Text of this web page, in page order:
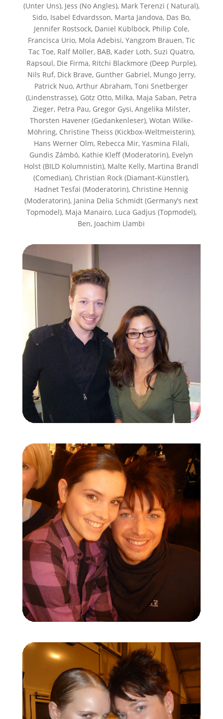
(Unter Uns), Jess (No Angles), Mark Terenzi ( Natural),
Sido, Isabel Edvardsson, Marta Jandova, Das Bo,
Jennifer Rostsock, Daniel Küblböck, Philip Cole,
Francisca Urio, Mola Adebisi, Yangzom Brauen, Tic
Tac Toe, Ralf Möller, BAB, Kader Loth, Suzi Quatro,
Rapsoul, Die Firma, Ritchi Blackmore (Deep Purple),
Nils Ruf, Dick Brave, Gunther Gabriel, Mungo Jerry,
Patrick Nuo, Arthur Abraham, Toni Snetberger
(Lindenstrasse), Götz Otto, Milka, Maja Saban, Petra
Zieger, Petra Pau, Gregor Gysi, Angelika Milster,
Thorsten Havener (Gedankenleser), Wotan Wilke-
Möhring, Christine Theiss (Kickbox-Weltmeisterin),
Hans Werner Olm, Rebecca Mir, Yasmina Filali,
Gundis Zámbó, Kathie Kleff (Moderatorin), Evelyn
Holst (BILD Kolumnistin), Malte Kelly, Martina Brandl
(Comedian), Christian Rock (Diamant-Künstler),
Hadnet Tesfai (Moderatorin), Christine Hennig
(Moderatorin), Janina Delia Schmidt (Germany’s next
Topmodel), Maja Manairo, Luca Gadjus (Topmodel),
Ben, Joachim Llambi